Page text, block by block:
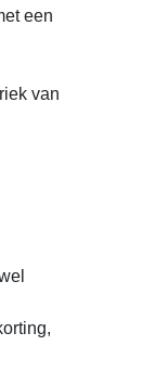
een
van